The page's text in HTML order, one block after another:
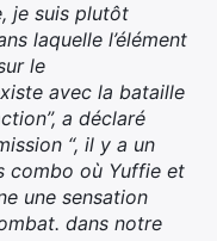
je suis plutôt
laquelle l’élément
le
avec la bataille
a déclaré
“, il y a un
combo où Yuffie et
une sensation
dans notre